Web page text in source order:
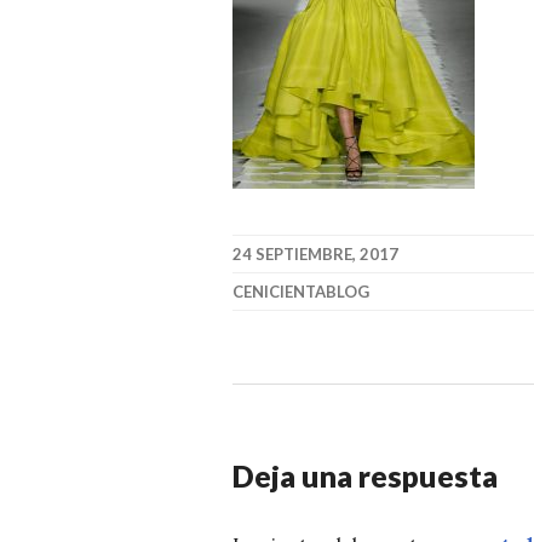
24 SEPTIEMBRE, 2017
CENICIENTABLOG
Deja una respuesta